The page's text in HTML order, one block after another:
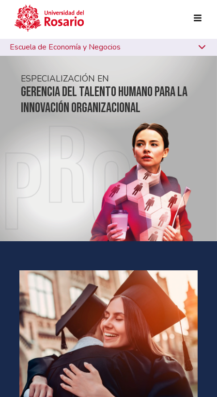
Skip to main content
Escuela de Economía y Negocios
ESPECIALIZACIÓN EN
GERENCIA DEL TALENTO HUMANO PARA LA
INNOVACIÓN ORGANIZACIONAL